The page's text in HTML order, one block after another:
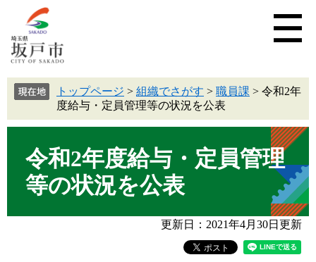
トップページ > 組織でさがす > 職員課 > 令和2年
度給与・定員管理等の状況を公表
令和2年度給与・定員管理
等の状況を公表
更新日：2021年4月30日更新